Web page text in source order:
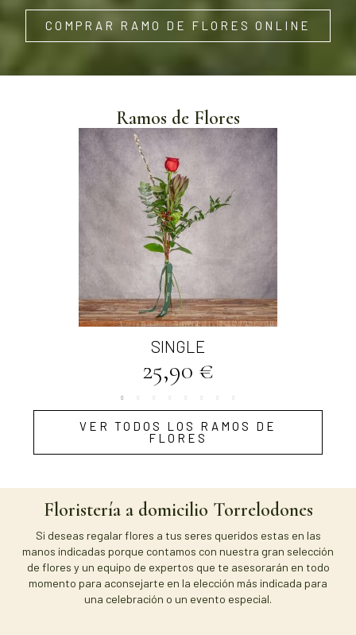
COMPRAR RAMO DE FLORES ONLINE
Ramos de Flores
Vista rápida
SINGLE
25,90 €
VER TODOS LOS RAMOS DE
FLORES
Floristería a domicilio Torrelodones
Si deseas regalar flores a tus seres queridos estas en las
manos indicadas porque contamos con nuestra gran selección
de flores y un equipo de expertos que te asesorarán en todo
momento para aconsejarte en la elección más indicada para
una celebración o un evento especial.